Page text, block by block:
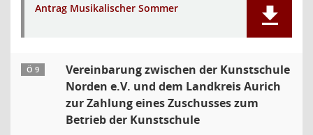
Antrag Musikalischer Sommer
Ö 9
Vereinbarung zwischen der Kunstschule
Norden e.V. und dem Landkreis Aurich
zur Zahlung eines Zuschusses zum
Betrieb der Kunstschule